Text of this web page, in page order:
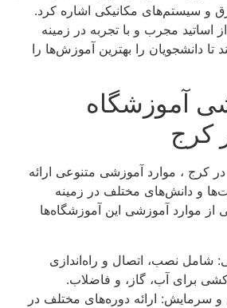
و سیستم‌های مکانیکی اشاره کرد.
اساتید مجرب و با تجربه در زمینه
دانشجویان را بهترین آموزش‌ها را
آموزشگاه
کرج
کرج ، موارد آموزشی متنوعی ارائه
و دانش‌های مختلف در زمینه
موارد آموزشی این آموزشگاه‌ها
شامل نصب، اتصال و راه‌اندازی
برای آب، گاز، و فاضلاب.
سرمایش: ارائه دوره‌های مختلف در